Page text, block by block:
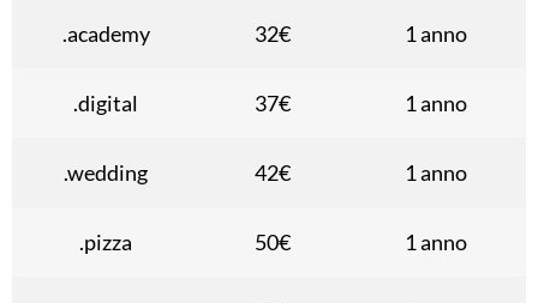
.academy 32€ 1 anno
.digital 37€ 1 anno
.wedding 42€ 1 anno
.pizza 50€ 1 anno